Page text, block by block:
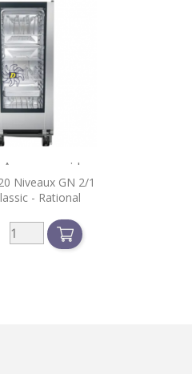
Niveaux GN 2/1
- Rational
Aperçu rapide